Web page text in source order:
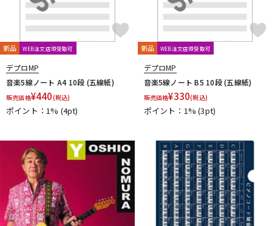
MASTER8 JAPAN
Mastery Bridge MATON
MAYONES
MD Guitars
Mighty Bright MJC Ironworks
MMI
MOGAMI
MONSTER CABLE
Moody
MORRIS
MUSIC NOMAD
MXR
NAZCA
NAZCA STRAP Neotech
NIKKO(日工精機)
No Brand
Noah’sark Nordstrand NUX
O-R
ONE PERCENT
ONE'S WAY Orange ORB
ORCAS
ORTEGA
Ovaltone OVATION Oyaide P.R.S.
paige
Parksons
PERRI'S Peterson
PICK BOY
PICK PUNCH
PLANET WAVES
Pluginz Keychains
POWERbreathe
Pro-co prohands
PROPIK
Providence
PULSE PYRAMID
R.Cocco
新品 WEB注文店頭受取可
デプロMP
音楽5線ノート A4 10段 (五線紙)
販売価格¥440(税込)
ポイント：1% (4pt)
新品 WEB注文店頭受取可
デプロMP
音楽5線ノート B5 10段 (五線紙)
販売価格¥330(税込)
ポイント：1%(3pt)